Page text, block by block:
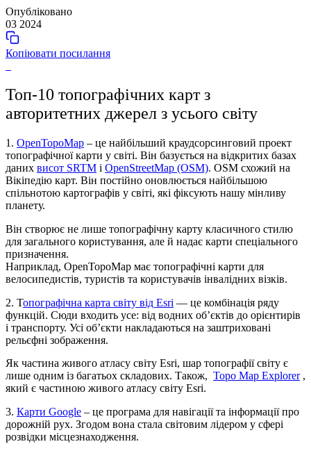
Опубліковано
03 2024
Копіювати посилання
Топ-10 топографічних карт з
авторитетних джерел з усього світу
1. OpenTopoMap – це найбільший краудсорсинговий проект
топографічної карти у світі. Він базується на відкритих базах
даних висот SRTM і OpenStreetMap (OSM). OSM схожий на
Вікіпедію карт. Він постійно оновлюється найбільшою
спільнотою картографів у світі, які фіксують нашу мінливу
планету.
Він створює не лише топографічну карту класичного стилю
для загального користування, але й надає карти спеціального
призначення.
Наприклад, OpenTopoMap має топографічні карти для
велосипедистів, туристів та користувачів інвалідних візків.
2. Топографічна карта світу від Esri — це комбінація ряду
функцій. Сюди входить усе: від водних об’єктів до орієнтирів
і транспорту. Усі об’єкти накладаються на заштриховані
рельєфні зображення.
Як частина живого атласу світу Esri, шар топографії світу є
лише одним із багатьох складових. Також, Topo Map Explorer,
який є частиною живого атласу світу Esri.
3. Карти Google – це програма для навігації та інформації про
дорожній рух. Згодом вона стала світовим лідером у сфері
розвідки місцезнаходження.